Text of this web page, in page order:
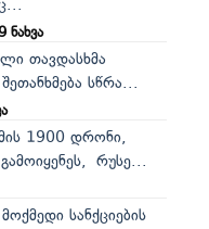
ნახვა
თავდასხმა
სწრა...
1900 დრონი,
რუსე...
სანქციების